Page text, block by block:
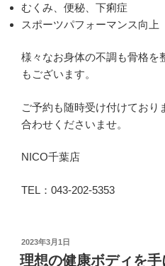
むくみ、便秘、下痢症
スポーツパフォーマンス向上
様々なお身体の不調も骨格を
もございます。
ご予約も随時受け付けており
合わせくださいませ。
NICO千葉店
TEL：043-202-5353
投
稿
2023年3月1日
理想の健康ボディを手